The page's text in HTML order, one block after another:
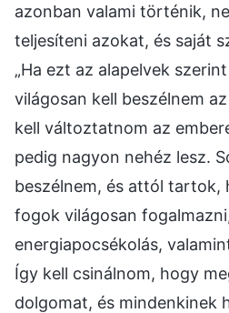
azonban valami történik,
teljesíteni azokat, és saját
„Ha ezt az alapelvek
világosan kell beszélnem
kell változtatnom az
pedig nagyon nehéz lesz.
beszélnem, és attól tartok,
fogok világosan
energiapocsékolás,
Így kell csinálnom, hogy
dolgomat, és mindenkinek